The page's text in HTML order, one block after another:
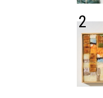
20〜30代カップルの